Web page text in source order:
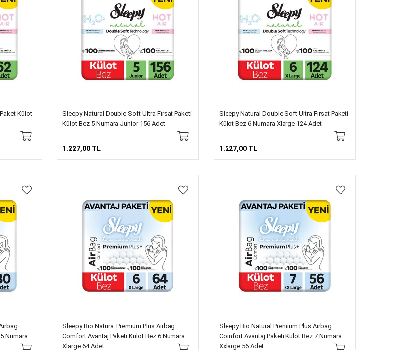
Külot
Sleepy Natural Double Soft Ultra Fırsat Paketi
Külot Bez 5 Numara Junior 156 Adet
1.227,00 TL
Sleepy Natural Double Soft Ultra Fırsat Paketi
Külot Bez 6 Numara Xlarge 124 Adet
1.227,00 TL
Numara
Sleepy Bio Natural Premium Plus Airbag
Comfort Avantaj Paketi Külot Bez 6 Numara
Xlarge 64 Adet
Sleepy Bio Natural Premium Plus Airbag
Comfort Avantaj Paketi Külot Bez 7 Numara
Xxlarge 56 Adet